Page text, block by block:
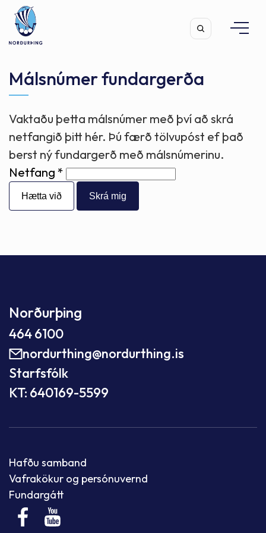
Leita
Málsnúmer fundargerða
Vaktaðu þetta málsnúmer með því að skrá
netfangið þitt hér. Þú færð tölvupóst ef það
berst ný fundargerð með málsnúmerinu.
Netfang
Hætta við
Norðurþing
464 6100
nordurthing@nordurthing.is
Starfsfólk
KT: 640169-5599
Hafðu samband
Vafrakökur og persónuvernd
Fundargátt